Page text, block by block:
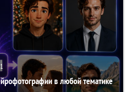
в любой тематике